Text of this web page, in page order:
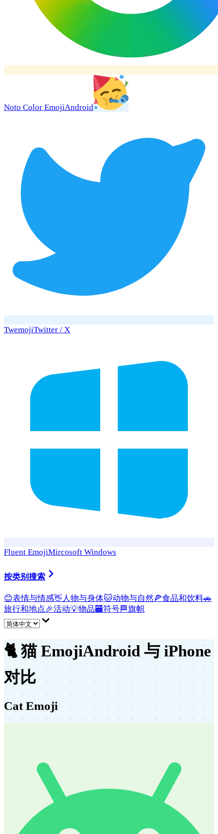
Noto Color EmojiAndroid
TwemojiTwitter / X
Fluent EmojiMircosoft Windows
按类别搜索
😊表情与情感👋 人物与身体🐱动物与自然🍕食品和饮料🚗
旅行和地点🎉活动💡物品🏧符号🏁旗帜
🐈 猫 EmojiAndroid 与 iPhone
对比
Cat Emoji